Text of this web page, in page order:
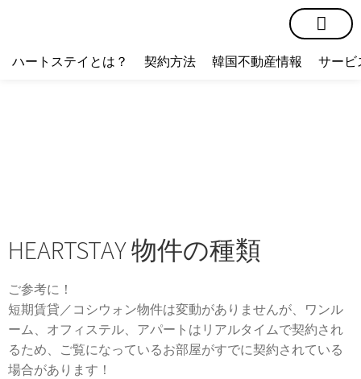
ハートステイとは？ 契約方法 韓国不動産情報 サービ
HEARTSTAY 物件の種類
ご参考に！
短期賃貸／コシウォン物件は変動がありませんが、ワンル
ーム、オフィステル、アパートはリアルタイムで契約され
るため、ご覧になっているお部屋がすでに契約されている
場合があります！